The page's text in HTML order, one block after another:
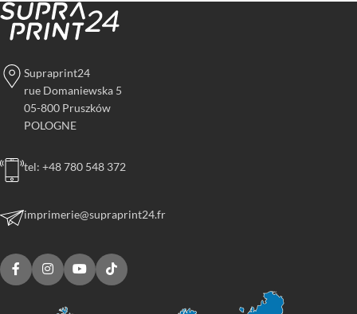
Supraprint24
rue Domaniewska 5
05-800 Pruszków
POLOGNE
tel: +48 780 548 372
imprimerie@supraprint24.fr